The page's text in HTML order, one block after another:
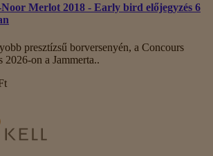
Merlot 2018 - Early bird előjegyzés 6
presztízsű borversenyén, a Concours
on a Jammerta..